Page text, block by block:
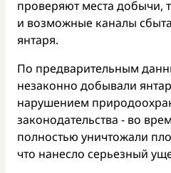
проверяют места добычи,
и возможные каналы
янтаря.
По предварительным
незаконно добывали
нарушением
законодательства - во
полностью уничтожали
что нанесло серьезный